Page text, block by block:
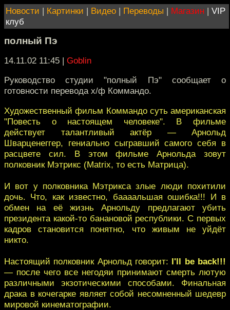
Новости | Картинки | Видео | Переводы | Магазин | VIP
клуб
полный Пэ
14.11.02 11:45 | Goblin
Руководство студии "полный Пэ" сообщает о
готовности перевода х/ф Коммандо.
Художественный фильм Коммандо суть американская
"Повесть о настоящем человеке". В фильме
действует талантливый актёр — Арнольд
Шварценеггер, гениально сыгравший самого себя в
расцвете сил. В этом фильме Арнольда зовут
полковник Мэтрикс (Matrix, то есть Матрица).
И вот у полковника Мэтрикса злые люди похитили
дочь. Что, как известно, баааальшая ошибка!!! И в
обмен на её жизнь Арнольду предлагают убить
президента какой-то банановой республики. С первых
кадров становится понятно, что живым не уйдёт
никто.
Настоящий полковник Арнольд говорит: I'll be back!!!
— после чего все негодяи принимают смерть лютую
различными экзотическими способами. Финальная
драка в кочегарке являет собой несомненный шедевр
мировой кинематографии.